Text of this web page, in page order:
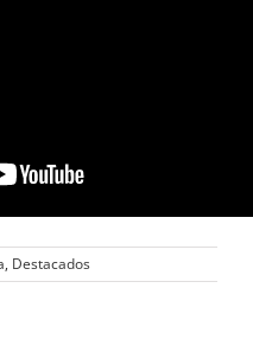
, Destacados